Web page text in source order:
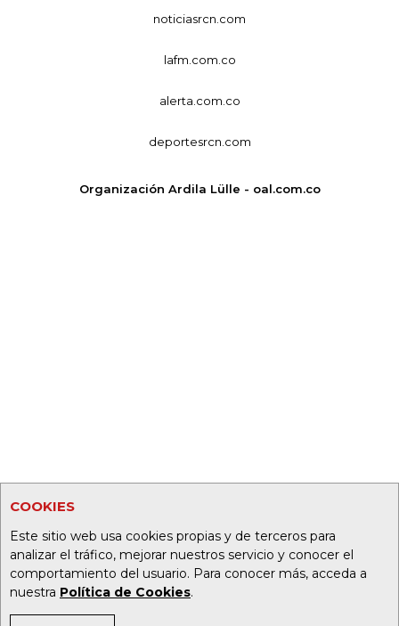
COOKIES
Este sitio web usa cookies propias y de terceros para
analizar el tráfico, mejorar nuestros servicio y conocer el
comportamiento del usuario. Para conocer más, acceda a
nuestra Política de Cookies.
noticiasrcn.com
lafm.com.co
alerta.com.co
deportesrcn.com
Organización Ardila Lülle - oal.com.co